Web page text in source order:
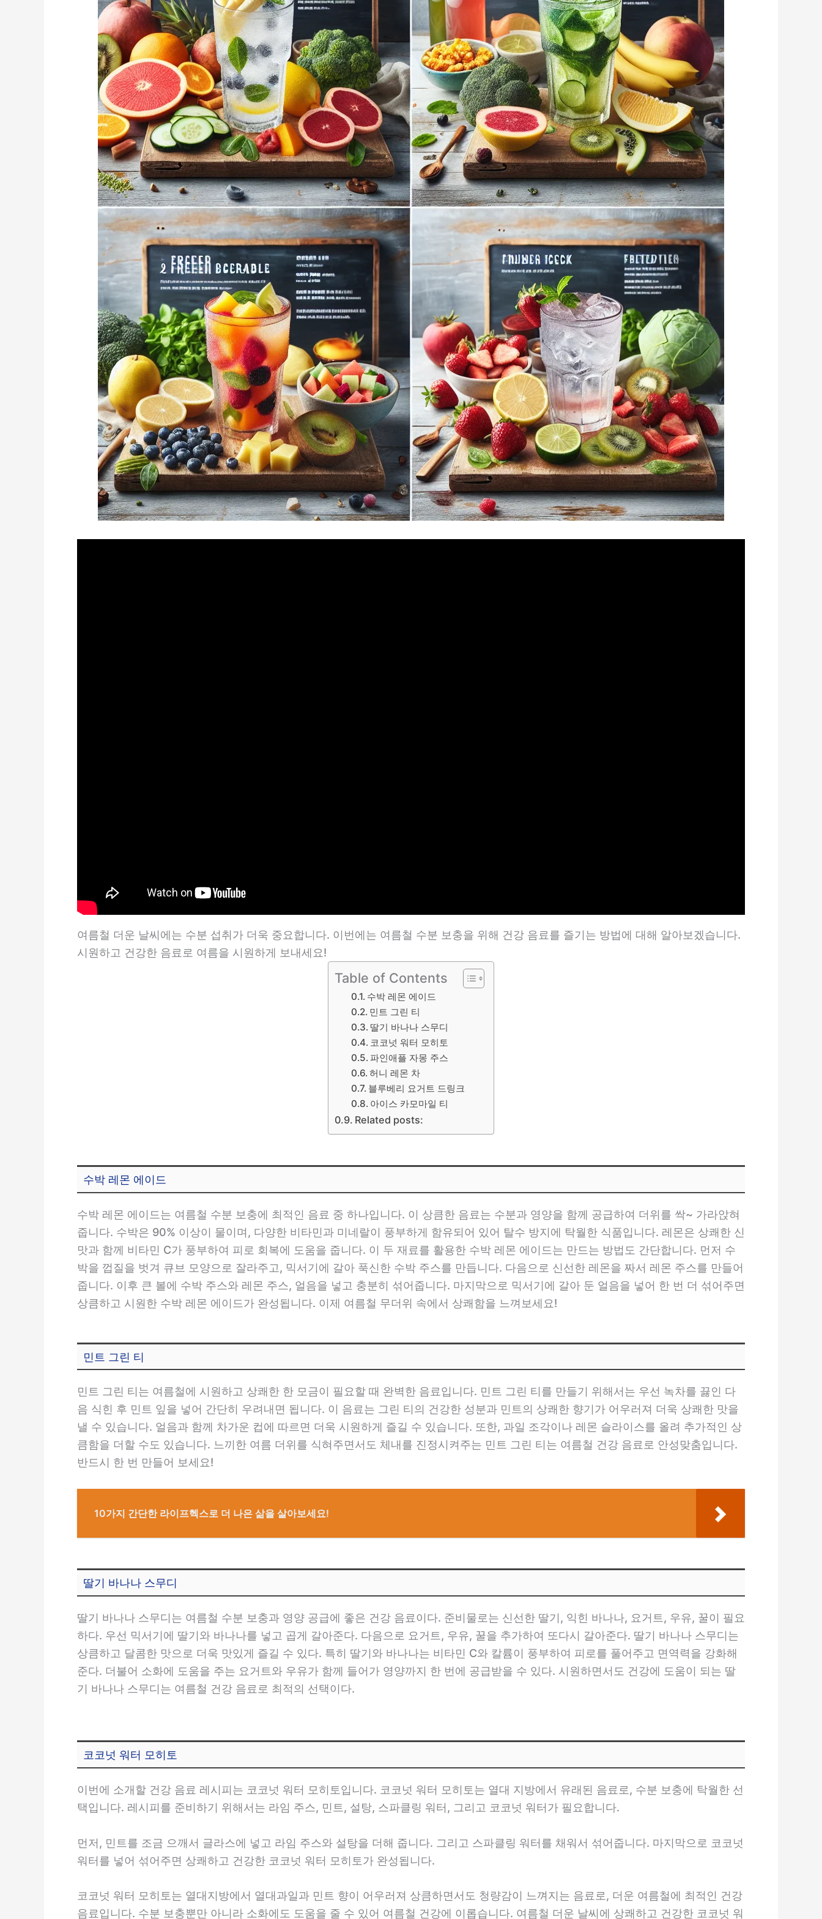
여름철 더운 날씨에는 수분 섭취가 더욱 중요합니다. 이번에는 여름철 수분 보충을 위해 건강 음료를 즐기는 방법에 대해 알아보겠습니다.
시원하고 건강한 음료로 여름을 시원하게 보내세요!
Table of Contents
수박 레몬 에이드
민트 그린 티
딸기 바나나 스무디
코코넛 워터 모히토
파인애플 자몽 주스
허니 레몬 차
블루베리 요거트 드링크
아이스 카모마일 티
Related posts:
수박 레몬 에이드
수박 레몬 에이드는 여름철 수분 보충에 최적인 음료 중 하나입니다. 이 상큼한 음료는 수분과 영양을 함께 공급하여 더위를 싹~ 가라앉혀
줍니다. 수박은 90% 이상이 물이며, 다양한 비타민과 미네랄이 풍부하게 함유되어 있어 탈수 방지에 탁월한 식품입니다. 레몬은 상쾌한 신
맛과 함께 비타민 C가 풍부하여 피로 회복에 도움을 줍니다. 이 두 재료를 활용한 수박 레몬 에이드는 만드는 방법도 간단합니다. 먼저 수
박을 껍질을 벗겨 큐브 모양으로 잘라주고, 믹서기에 갈아 푹신한 수박 주스를 만듭니다. 다음으로 신선한 레몬을 짜서 레몬 주스를 만들어
줍니다. 이후 큰 볼에 수박 주스와 레몬 주스, 얼음을 넣고 충분히 섞어줍니다. 마지막으로 믹서기에 갈아 둔 얼음을 넣어 한 번 더 섞어주면
상큼하고 시원한 수박 레몬 에이드가 완성됩니다. 이제 여름철 무더위 속에서 상쾌함을 느껴보세요!
민트 그린 티
민트 그린 티는 여름철에 시원하고 상쾌한 한 모금이 필요할 때 완벽한 음료입니다. 민트 그린 티를 만들기 위해서는 우선 녹차를 끓인 다
음 식힌 후 민트 잎을 넣어 간단히 우려내면 됩니다. 이 음료는 그린 티의 건강한 성분과 민트의 상쾌한 향기가 어우러져 더욱 상쾌한 맛을
낼 수 있습니다. 얼음과 함께 차가운 컵에 따르면 더욱 시원하게 즐길 수 있습니다. 또한, 과일 조각이나 레몬 슬라이스를 올려 추가적인 상
큼함을 더할 수도 있습니다. 느끼한 여름 더위를 식혀주면서도 체내를 진정시켜주는 민트 그린 티는 여름철 건강 음료로 안성맞춤입니다.
반드시 한 번 만들어 보세요!
10가지 간단한 라이프헥스로 더 나은 삶을 살아보세요!
딸기 바나나 스무디
딸기 바나나 스무디는 여름철 수분 보충과 영양 공급에 좋은 건강 음료이다. 준비물로는 신선한 딸기, 익힌 바나나, 요거트, 우유, 꿀이 필요
하다. 우선 믹서기에 딸기와 바나나를 넣고 곱게 갈아준다. 다음으로 요거트, 우유, 꿀을 추가하여 또다시 갈아준다. 딸기 바나나 스무디는
상큼하고 달콤한 맛으로 더욱 맛있게 즐길 수 있다. 특히 딸기와 바나나는 비타민 C와 칼륨이 풍부하여 피로를 풀어주고 면역력을 강화해
준다. 더불어 소화에 도움을 주는 요거트와 우유가 함께 들어가 영양까지 한 번에 공급받을 수 있다. 시원하면서도 건강에 도움이 되는 딸
기 바나나 스무디는 여름철 건강 음료로 최적의 선택이다.
코코넛 워터 모히토
이번에 소개할 건강 음료 레시피는 코코넛 워터 모히토입니다. 코코넛 워터 모히토는 열대 지방에서 유래된 음료로, 수분 보충에 탁월한 선
택입니다. 레시피를 준비하기 위해서는 라임 주스, 민트, 설탕, 스파클링 워터, 그리고 코코넛 워터가 필요합니다.
먼저, 민트를 조금 으깨서 글라스에 넣고 라임 주스와 설탕을 더해 줍니다. 그리고 스파클링 워터를 채워서 섞어줍니다. 마지막으로 코코넛
워터를 넣어 섞어주면 상쾌하고 건강한 코코넛 워터 모히토가 완성됩니다.
코코넛 워터 모히토는 열대지방에서 열대과일과 민트 향이 어우러져 상큼하면서도 청량감이 느껴지는 음료로, 더운 여름철에 최적인 건강
음료입니다. 수분 보충뿐만 아니라 소화에도 도움을 줄 수 있어 여름철 건강에 이롭습니다. 여름철 더운 날씨에 상쾌하고 건강한 코코넛 워